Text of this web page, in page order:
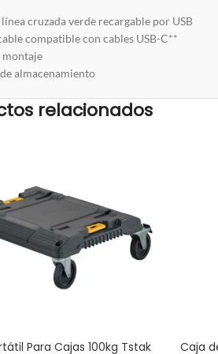
línea cruzada verde recargable por USB
compatible con cables USB-C**
montaje
almacenamiento
relacionados
Para Cajas 100kg Tstak
Caja